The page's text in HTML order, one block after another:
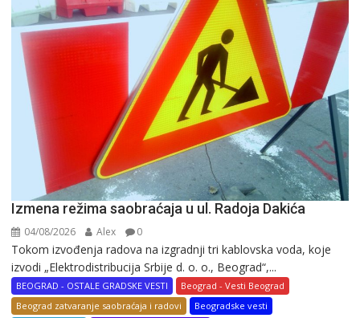
Izmena režima saobraćaja u ul. Radoja Dakića
04/08/2026 Alex 0
Tokom izvođenja radova na izgradnji tri kablovska voda, koje
izvodi „Elektrodistribucija Srbije d. o. o., Beograd“,...
BEOGRAD - OSTALE GRADSKE VESTI
Beograd - Vesti Beograd
Beograd zatvaranje saobraćaja i radovi
Beogradske vesti